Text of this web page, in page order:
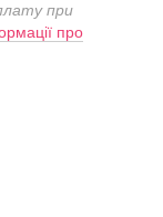
при
про